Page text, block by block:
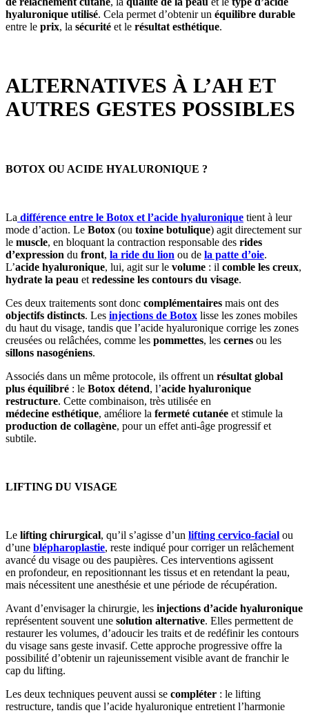
hyaluronique utilisé. Cela permet d’obtenir un équilibre durable
entre le prix, la sécurité et le résultat esthétique.
ALTERNATIVES À L’AH ET
AUTRES GESTES POSSIBLES
BOTOX OU ACIDE HYALURONIQUE ?
La différence entre le Botox et l’acide hyaluronique tient à leur
mode d’action. Le Botox (ou toxine botulique) agit directement sur
le muscle, en bloquant la contraction responsable des rides
d’expression du front, la ride du lion ou de la patte d’oie.
L’acide hyaluronique, lui, agit sur le volume : il comble les creux,
hydrate la peau et redessine les contours du visage.
Ces deux traitements sont donc complémentaires mais ont des
objectifs distincts. Les injections de Botox lisse les zones mobiles
du haut du visage, tandis que l’acide hyaluronique corrige les zones
creusées ou relâchées, comme les pommettes, les cernes ou les
sillons nasogéniens.
Associés dans un même protocole, ils offrent un résultat global
plus équilibré : le Botox détend, l’acide hyaluronique
restructure. Cette combinaison, très utilisée en
médecine esthétique, améliore la fermeté cutanée et stimule la
production de collagène, pour un effet anti-âge progressif et
subtile.
LIFTING DU VISAGE
Le lifting chirurgical, qu’il s’agisse d’un lifting cervico-facial ou
d’une blépharoplastie, reste indiqué pour corriger un relâchement
avancé du visage ou des paupières. Ces interventions agissent
en profondeur, en repositionnant les tissus et en retendant la peau,
mais nécessitent une anesthésie et une période de récupération.
Avant d’envisager la chirurgie, les injections d’acide hyaluronique
représentent souvent une solution alternative. Elles permettent de
restaurer les volumes, d’adoucir les traits et de redéfinir les contours
du visage sans geste invasif. Cette approche progressive offre la
possibilité d’obtenir un rajeunissement visible avant de franchir le
cap du lifting.
Les deux techniques peuvent aussi se compléter : le lifting
restructure, tandis que l’acide hyaluronique entretient l’harmonie